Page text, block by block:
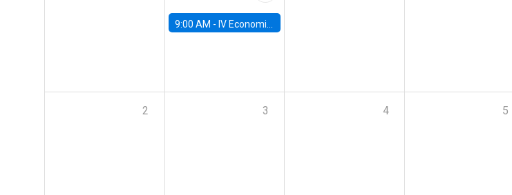
9:00 AM - IV Economics Alumni Workshop
2 3 4 5